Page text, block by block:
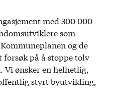
med 300 000
som
og de
forsøk på å stoppe tolv
ønsker en helhetlig,
styrt byutvikling,